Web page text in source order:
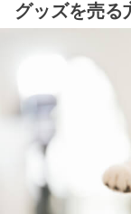
グッズを売る